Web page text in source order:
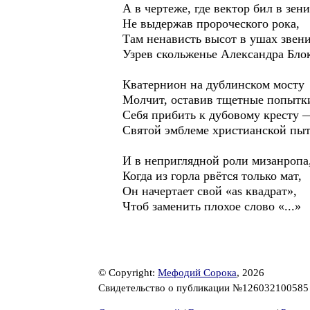
А в чертеже, где вектор бил в
Не выдержав пророческого рока,
Там ненависть высот в ушах
Узрев скольженье Александра
Кватернион на дублинском мосту
Молчит, оставив тщетные
Себя прибить к дубовому кресту
Святой эмблеме христианской
И в неприглядной роли
Когда из горла рвётся только мат,
Он начертает свой «as квадрат»,
Чтоб заменить плохое слово «...»
© Copyright: Мефодий Сорока, 2026
Свидетельство о публикации №126032100585